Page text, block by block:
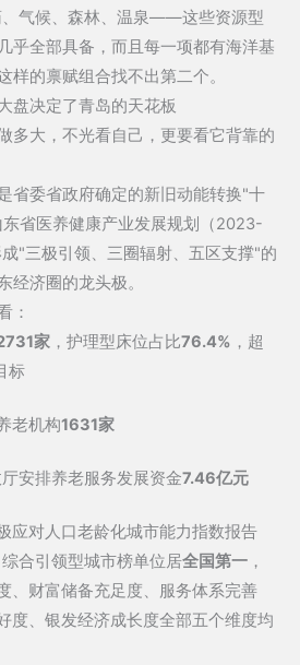
、气候、森林、温泉——这些资源型
乎全部具备，而且每一项都有海洋基
样的禀赋组合找不出第二个。
盘决定了青岛的天花板
多大，不光看自己，更要看它背靠的
省委省政府确定的新旧动能转换"十
省医养健康产业发展规划（2023-
"三极引领、三圈辐射、五区支撑"的
经济圈的龙头极。
：
家，护理型床位占比76.4% ，超
标
老机构1631家
安排养老服务发展资金7.46亿元
应对人口老龄化城市能力指数报告
综合引领型城市榜单位居全国第一，
、财富储备充足度、服务体系完善
度、银发经济成长度全部五个维度均